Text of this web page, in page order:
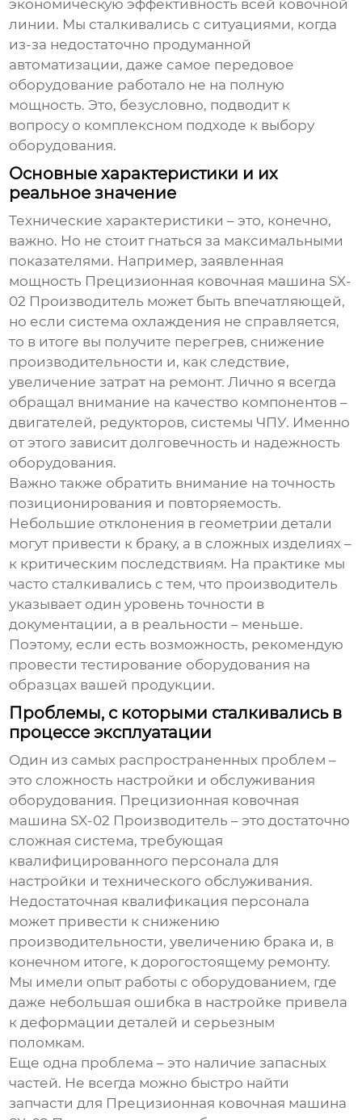
экономическую эффективность всей ковочной
линии. Мы сталкивались с ситуациями, когда
из-за недостаточно продуманной
автоматизации, даже самое передовое
оборудование работало не на полную
мощность. Это, безусловно, подводит к
вопросу о комплексном подходе к выбору
оборудования.
Основные характеристики и их
реальное значение
Технические характеристики – это, конечно,
важно. Но не стоит гнаться за максимальными
показателями. Например, заявленная
мощность Прецизионная ковочная машина SX-
02 Производитель может быть впечатляющей,
но если система охлаждения не справляется,
то в итоге вы получите перегрев, снижение
производительности и, как следствие,
увеличение затрат на ремонт. Лично я всегда
обращал внимание на качество компонентов –
двигателей, редукторов, системы ЧПУ. Именно
от этого зависит долговечность и надежность
оборудования.
Важно также обратить внимание на точность
позиционирования и повторяемость.
Небольшие отклонения в геометрии детали
могут привести к браку, а в сложных изделиях –
к критическим последствиям. На практике мы
часто сталкивались с тем, что производитель
указывает один уровень точности в
документации, а в реальности – меньше.
Поэтому, если есть возможность, рекомендую
провести тестирование оборудования на
образцах вашей продукции.
Проблемы, с которыми сталкивались в
процессе эксплуатации
Один из самых распространенных проблем –
это сложность настройки и обслуживания
оборудования. Прецизионная ковочная
машина SX-02 Производитель – это достаточно
сложная система, требующая
квалифицированного персонала для
настройки и технического обслуживания.
Недостаточная квалификация персонала
может привести к снижению
производительности, увеличению брака и, в
конечном итоге, к дорогостоящему ремонту.
Мы имели опыт работы с оборудованием, где
даже небольшая ошибка в настройке привела
к деформации деталей и серьезным
поломкам.
Еще одна проблема – это наличие запасных
частей. Не всегда можно быстро найти
запчасти для Прецизионная ковочная машина